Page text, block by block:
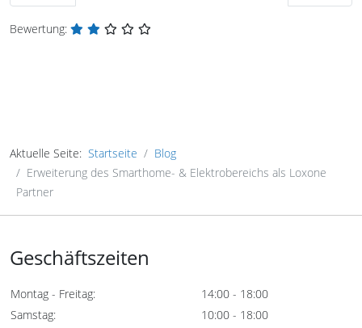
Bewertung:
Aktuelle Seite: Startseite
Blog
Erweiterung des Smarthome- & Elektrobereichs als Loxone
Partner
Geschäftszeiten
Montag - Freitag:
14:00 - 18:00
Samstag:
10:00 - 18:00